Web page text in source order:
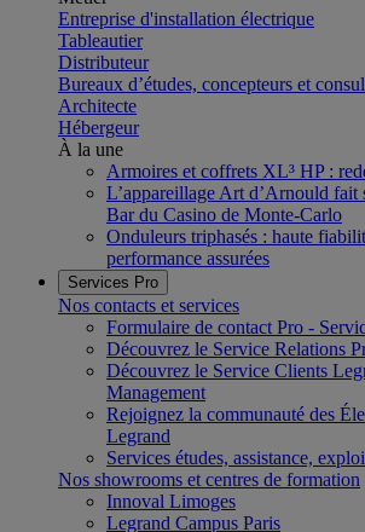
Entreprise d'installation électrique
Tableautier
Distributeur
Bureaux d’études, concepteurs et
Architecte
Hébergeur
À la une
Armoires et coffrets XL³ HP :
L’appareillage Art d’Arnould fait
Bar du Casino de Monte-Carlo
Onduleurs triphasés : haute
performance assurées
Services Pro
Nos contacts et services
Formulaire de contact Pro -
Découvrez le Service Relations
Découvrez le Service Clients
Management
Rejoignez la communauté des
Legrand
Services études, assistance,
Nos showrooms et centres de formation
Innoval Limoges
Legrand Campus Paris